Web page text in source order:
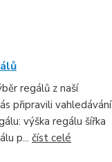
regálů z naší
připravili vahledávání
výška regálu šířka
p... číst celé